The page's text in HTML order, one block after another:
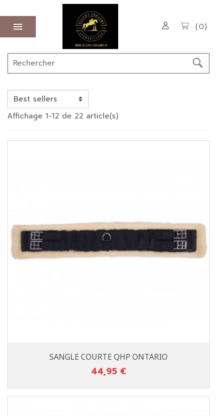
 (0)
Affichage 1-12 de 22 article(s)
SANGLE COURTE QHP ONTARIO
Prix
44,95 €